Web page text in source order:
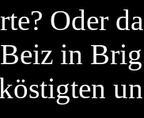
Oder
in